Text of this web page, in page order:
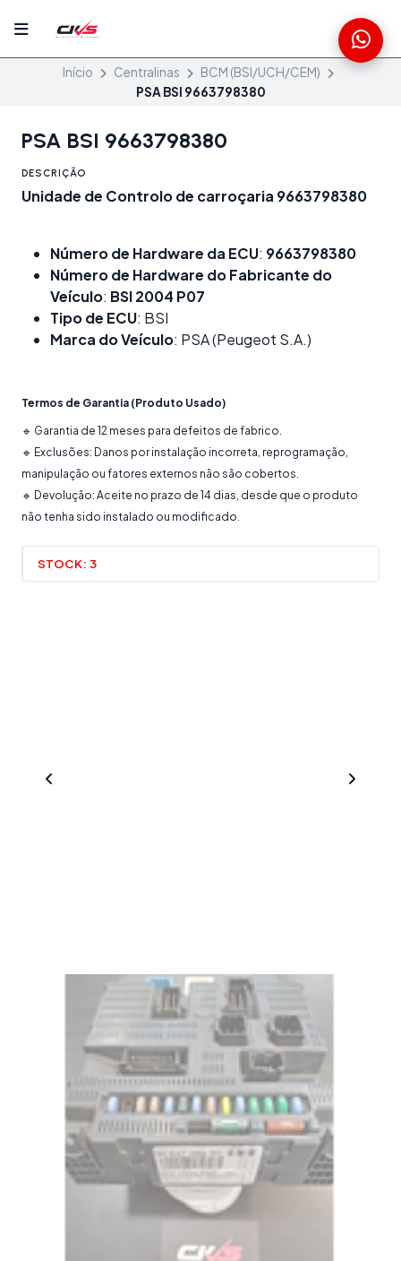
Início Centralinas
BCM (BSI/UCH/CEM)
PSA BSI 9663798380
PSA BSI 9663798380
DESCRIÇÃO
Unidade de Controlo de carroçaria 9663798380
Número de Hardware da ECU: 9663798380
Número de Hardware do Fabricante do
Veículo: BSI 2004 P07
Tipo de ECU: BSI
Marca do Veículo: PSA (Peugeot S.A.)
Termos de Garantia (Produto Usado)
🔹 Garantia de 12 meses para defeitos de fabrico.
🔹 Exclusões: Danos por instalação incorreta, reprogramação,
manipulação ou fatores externos não são cobertos.
🔹 Devolução: Aceite no prazo de 14 dias, desde que o produto
não tenha sido instalado ou modificado.
STOCK: 3